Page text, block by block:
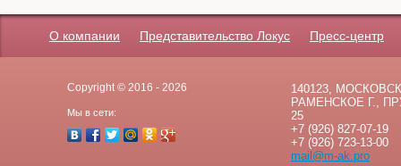
О компании Представительство Локус Пресс-центр
Copyright © 2016 - 2026
Мы в сети:
140123,
РАМЕНСКОЕ Г.,
25
+7 (926) 827-07-19
+7 (926) 723-13-00
mail@m-ak.pro